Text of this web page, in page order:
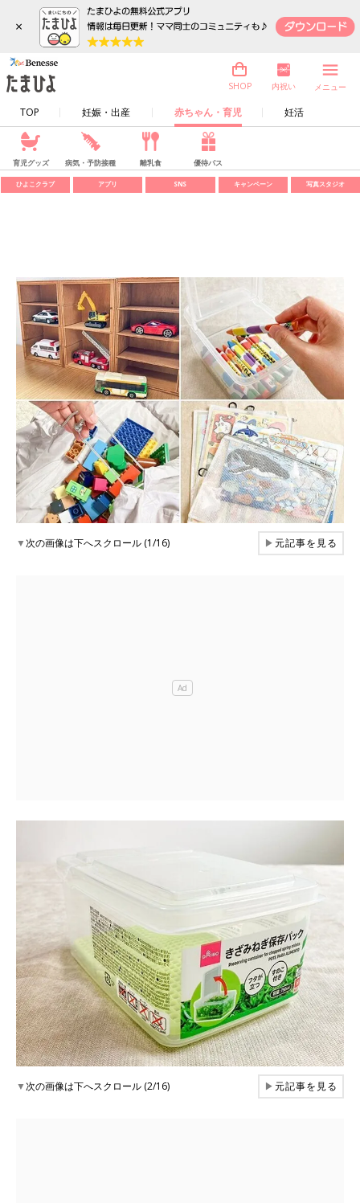
×
TOP 妊娠・出産 赤ちゃん・育児 妊活
SHOP 内祝い メニュー
育児グッズ 病気・予防接種 離乳食 優待パス
ひよこクラブ アプリ SNS キャンペーン 写真スタジオ
▼次の画像は下へスクロール (1/16) ▶元記事を見る
▼次の画像は下へスクロール (2/16) ▶元記事を見る